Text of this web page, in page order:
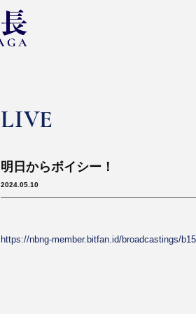
LIVE
明日からボイシー！
2024.05.10
https://nbng-member.bitfan.id/broadcastings/